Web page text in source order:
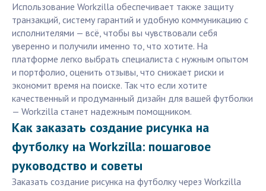
Использование Workzilla обеспечивает также защиту
транзакций, систему гарантий и удобную коммуникацию с
исполнителями — всё, чтобы вы чувствовали себя
уверенно и получили именно то, что хотите. На
платформе легко выбрать специалиста с нужным опытом
и портфолио, оценить отзывы, что снижает риски и
экономит время на поиске. Так что если хотите
качественный и продуманный дизайн для вашей футболки
— Workzilla станет надежным помощником.
Как заказать создание рисунка на
футболку на Workzilla: пошаговое
руководство и советы
Заказать создание рисунка на футболку через Workzilla